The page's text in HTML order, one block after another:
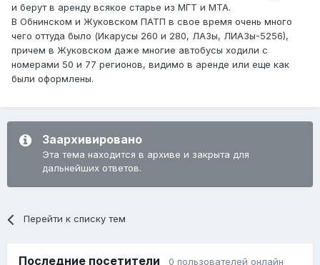
и берут в аренду всякое старье из МГТ и МТА.
В Обнинском и Жуковском ПАТП в свое время очень много
чего оттуда было (Икарусы 260 и 280, ЛАЗы, ЛИАЗы-5256),
причем в Жуковском даже многие автобусы ходили с
номерами 50 и 77 регионов, видимо в аренде или еще как
были оформлены.
Заархивировано
Эта тема находится в архиве и закрыта для
дальнейших ответов.
Перейти к списку тем
Последние посетители 0 пользователей онлайн